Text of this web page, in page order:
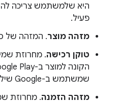
היא שלמשתמש צריכה
פעיל.
מזהה מוצר. המזהה של
טוקן רכישה. מחרוזת
שמשתמש ב-Google שילם על מוצר מסוים.
מזהה הזמנה. מחרוזת